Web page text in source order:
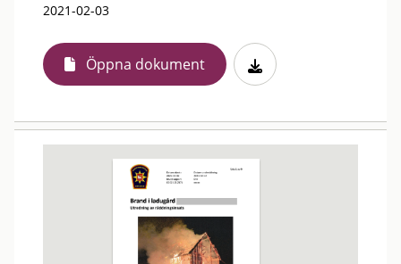
2021-02-03
Öppna dokument